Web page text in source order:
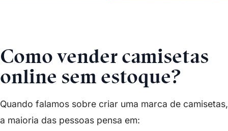
Como vender camisetas
online sem estoque?
Quando falamos sobre criar uma marca de camisetas,
a maioria das pessoas pensa em: